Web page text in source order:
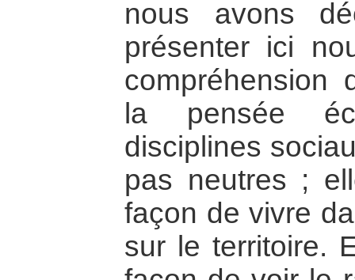
nous avons
présenter ici
compréhension
la pensée
disciplines
pas neutres ;
façon de vivre
sur le territoire.